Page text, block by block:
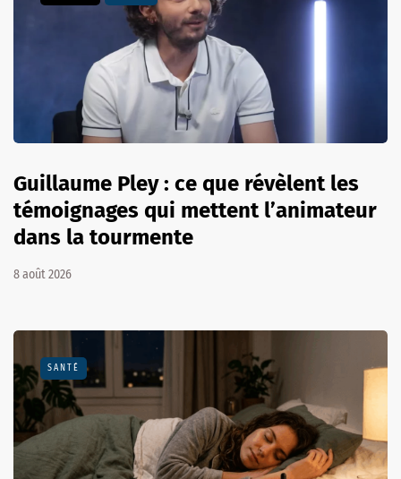
Guillaume Pley : ce que révèlent les
témoignages qui mettent l’animateur
dans la tourmente
8 août 2026
SANTÉ